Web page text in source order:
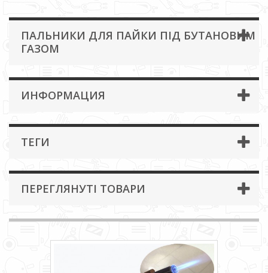
ПАЛЬНИКИ ДЛЯ ПАЙКИ ПІД БУТАНОВИМ
ГАЗОМ
ИНФОРМАЦИЯ
ТЕГИ
ПЕРЕГЛЯНУТІ ТОВАРИ